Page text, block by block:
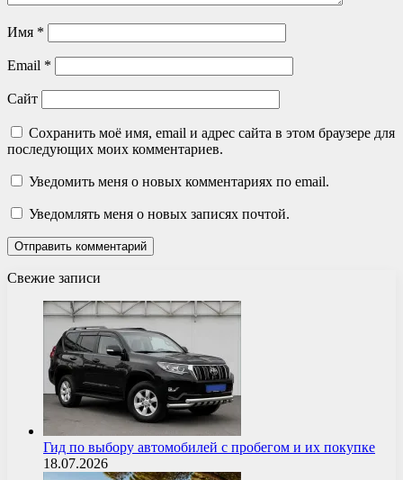
Имя *
Email *
Сайт
Сохранить моё имя, email и адрес сайта в этом браузере для
последующих моих комментариев.
Уведомить меня о новых комментариях по email.
Уведомлять меня о новых записях почтой.
Свежие записи
Гид по выбору автомобилей с пробегом и их покупке
18.07.2026